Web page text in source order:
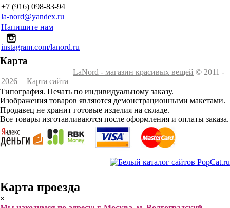
+7 (916) 098-83-94
la-nord@yandex.ru
Напишите нам
instagram.com/lanord.ru
Карта
LaNord - магазин красивых вещей © 2011 -
2026
Карта сайта
Типография. Печать по индивидуальному заказу.
Изображения товаров являются демонстрационными макетами.
Продавец не хранит готовые изделия на складе.
Все товары изготавливаются после оформления и оплаты заказа.
Карта проезда
×